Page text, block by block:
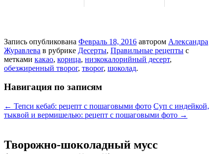
Запись опубликована Февраль 18, 2016 автором Александра
Журавлева в рубрике Десерты, Правильные рецепты с
метками какао, корица, низкокалорийный десерт,
обезжиренный творог, творог, шоколад.
Навигация по записям
← Тепси кебаб: рецепт с пошаговыми фото Суп с индейкой,
тыквой и вермишелью: рецепт с пошаговыми фото →
Творожно-шоколадный мусс